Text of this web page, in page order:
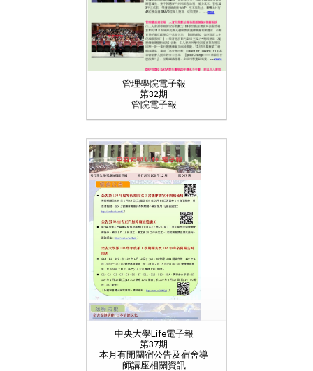
管理學院電子報
第32期
管院電子報
中央大學Life電子報
第37期
本月有開關宿公告及宿舍導
師講座相關資訊